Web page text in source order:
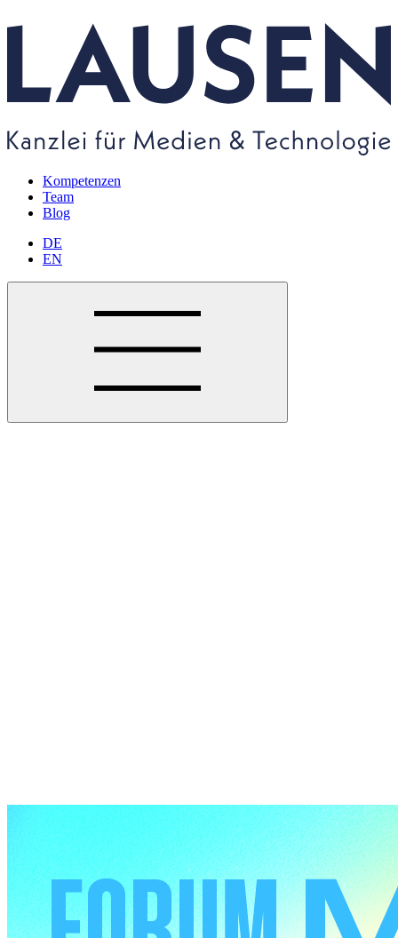
Kompetenzen
Team
Blog
DE
EN